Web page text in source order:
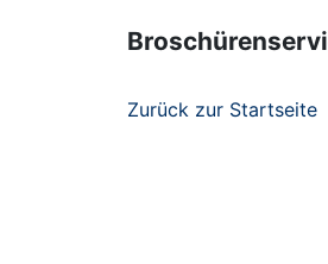
Zurück zur Startseite